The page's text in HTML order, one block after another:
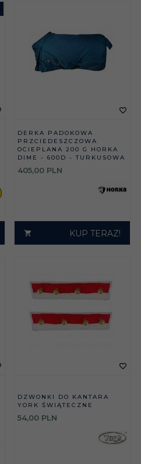
DERKA PADOKOWA
PRZCIEDESZCZOWA
OCIEPLANA 200 G HORKA
DIME - 600D - TURKUSOWA
405,00 PLN
KUP TERAZ!
DZWONKI DO KANTARA
YORK ŚWIĄTECZNE
54,00 PLN